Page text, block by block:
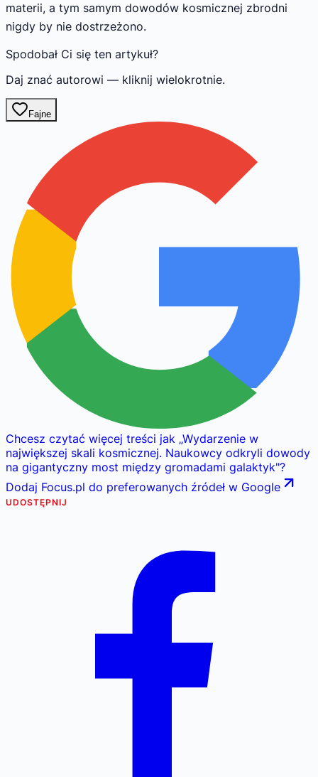
materii, a tym samym dowodów kosmicznej zbrodni
nigdy by nie dostrzeżono.
Spodobał Ci się ten artykuł?
Daj znać autorowi — kliknij wielokrotnie.
Fajne
Chcesz czytać więcej treści jak „Wydarzenie w
największej skali kosmicznej. Naukowcy odkryli dowody
na gigantyczny most między gromadami galaktyk"?
Dodaj Focus.pl do preferowanych źródeł w Google
UDOSTĘPNIJ